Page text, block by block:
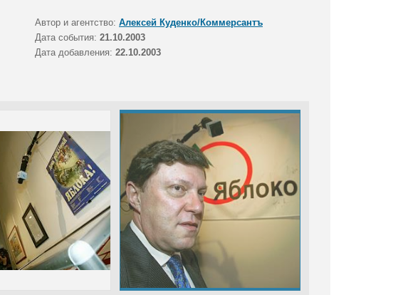
Автор и агентство: Алексей Куденко/Коммерсантъ
Дата события: 21.10.2003
Дата добавления: 22.10.2003